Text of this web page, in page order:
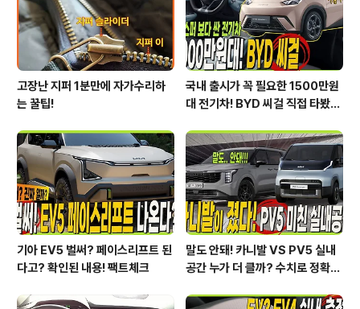
게 만나보세요!&nbs..
고장난 지퍼 1분만에 자가수리하
는 꿀팁!
국내 출시가 꼭 필요한 1500만원
대 전기차! BYD 씨걸 직접 타봤습
기아 EV5 벌써? 페이스리프트 된
다고? 확인된 내용! 팩트체크
말도 안돼! 카니발 VS PV5 실내
공간 누가 더 클까? 수치로 정확하